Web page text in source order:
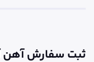
ثبت سفارش آهن